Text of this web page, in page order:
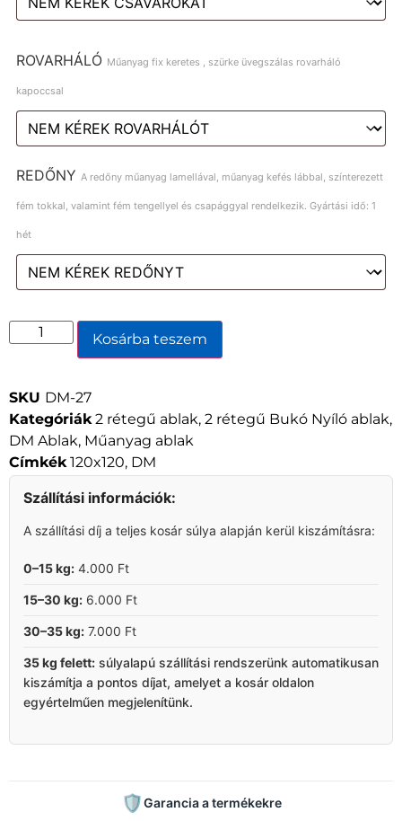
ROVARHÁLÓ Műanyag fix keretes , szürke üvegszálas rovarháló
kapoccsal
REDŐNY A redőny műanyag lamellával, műanyag kefés lábbal, színterezett
fém tokkal, valamint fém tengellyel és csapággyal rendelkezik. Gyártási idő: 1
hét
Kosárba teszem
SKU DM-27
Kategóriák 2 rétegű ablak, 2 rétegű Bukó Nyíló ablak,
DM Ablak, Műanyag ablak
Címkék 120x120, DM
Szállítási információk:
A szállítási díj a teljes kosár súlya alapján kerül kiszámításra:
0–15 kg: 4.000 Ft
15–30 kg: 6.000 Ft
30–35 kg: 7.000 Ft
35 kg felett: súlyalapú szállítási rendszerünk automatikusan
kiszámítja a pontos díjat, amelyet a kosár oldalon
egyértelműen megjelenítünk.
🛡️Garancia a termékekre